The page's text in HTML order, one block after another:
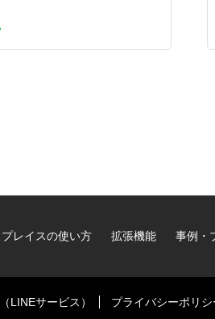
レイスの使い方 拡張機能 事例・
LINEサービス） プライバシーポリシ